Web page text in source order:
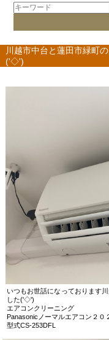
川越市中台と蓮田市緑町
('◇')ゞ
いつもお世話になっております
した('◇')ゞ
エアコンクリーニング
Panasonicノーマルエアコン２０
型式CS-253DFL